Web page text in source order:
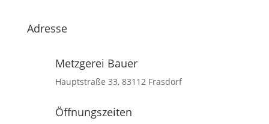
Adresse
Metzgerei Bauer
Hauptstraße 33, 83112 Frasdorf
Öffnungszeiten